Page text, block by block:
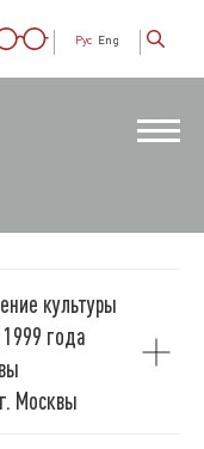
Рус Eng
культуры
года
Москвы